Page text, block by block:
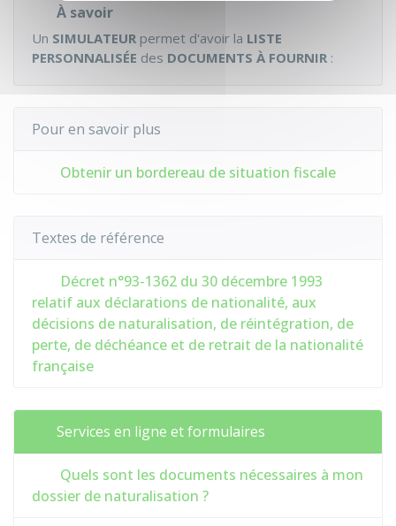
À savoir
Un SIMULATEUR permet d'avoir la LISTE
PERSONNALISÉE des DOCUMENTS À FOURNIR :
Pour en savoir plus
Obtenir un bordereau de situation fiscale
Textes de référence
Décret n°93-1362 du 30 décembre 1993
relatif aux déclarations de nationalité, aux
décisions de naturalisation, de réintégration, de
perte, de déchéance et de retrait de la nationalité
française
Services en ligne et formulaires
Quels sont les documents nécessaires à mon
dossier de naturalisation ?